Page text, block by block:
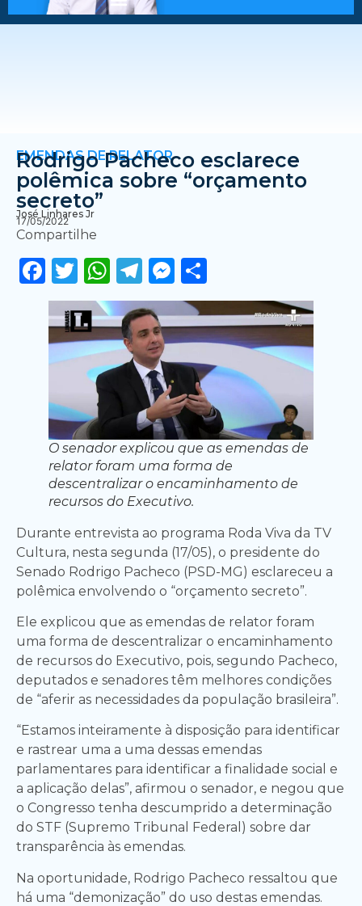
EMENDAS DE RELATOR
Rodrigo Pacheco esclarece
polêmica sobre “orçamento
secreto”
José Linhares Jr
17/05/2022
Compartilhe
Facebook
Twitter
WhatsApp
Telegram
Messenger
O senador explicou que as emendas de
relator foram uma forma de
descentralizar o encaminhamento de
recursos do Executivo.
Durante entrevista ao programa Roda Viva da TV
Cultura, nesta segunda (17/05), o presidente do
Senado Rodrigo Pacheco (PSD-MG) esclareceu a
polêmica envolvendo o “orçamento secreto”.
Ele explicou que as emendas de relator foram
uma forma de descentralizar o encaminhamento
de recursos do Executivo, pois, segundo Pacheco,
deputados e senadores têm melhores condições
de “aferir as necessidades da população brasileira”.
“Estamos inteiramente à disposição para identificar
e rastrear uma a uma dessas emendas
parlamentares para identificar a finalidade social e
a aplicação delas”, afirmou o senador, e negou que
o Congresso tenha descumprido a determinação
do STF (Supremo Tribunal Federal) sobre dar
transparência às emendas.
Na oportunidade, Rodrigo Pacheco ressaltou que
há uma “demonização” do uso destas emendas.